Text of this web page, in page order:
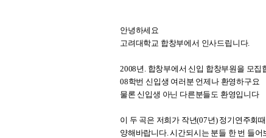
안녕하세요
고려대학교 합창부에서 인사드립니다.
2008년. 합창부에서 신입 합창부원을 모집
08학번 신입생 여러분 언제나 환영하구요
물론 신입생 아닌 다른분들도 환영입니다
이 두 곡은 저희가 작년(07년) 정기연주회
양해바랍니다. 시간되시는 분들 한 번 들어